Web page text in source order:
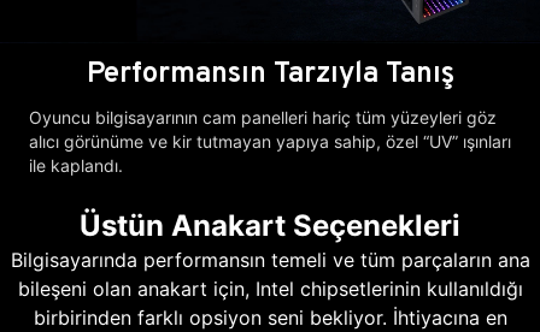
Performansın Tarzıyla Tanış
Oyuncu bilgisayarının cam panelleri hariç tüm yüzeyleri göz
alıcı görünüme ve kir tutmayan yapıya sahip, özel “UV” ışınları
ile kaplandı.
Üstün Anakart Seçenekleri
Bilgisayarında performansın temeli ve tüm parçaların ana
bileşeni olan anakart için, Intel chipsetlerinin kullanıldığı
birbirinden farklı opsiyon seni bekliyor. İhtiyacına en